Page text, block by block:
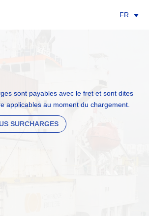
FR
sont payables avec le fret et sont dites
applicables au moment du chargement.
SURCHARGES